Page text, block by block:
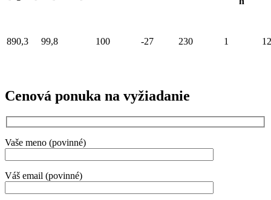
890,3 99,8 100 -27 230 1 12
Cenová ponuka na vyžiadanie
Vaše meno (povinné)
Váš email (povinné)